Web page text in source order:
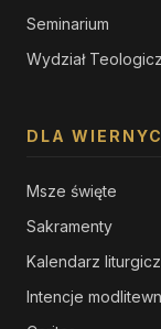
Seminarium
Wydział
DLA
Msze święte
Sakramenty
Kalendarz
Intencje